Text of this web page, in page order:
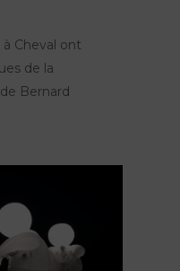
Cheval ont
de la
Bernard